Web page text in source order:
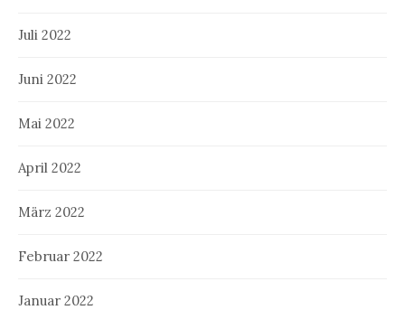
Juli 2022
Juni 2022
Mai 2022
April 2022
März 2022
Februar 2022
Januar 2022